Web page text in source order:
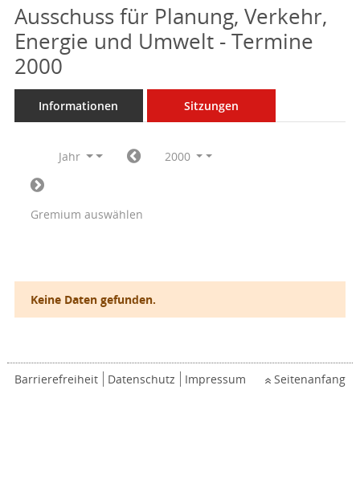
Ausschuss für Planung, Verkehr,
Energie und Umwelt - Termine
2000
Informationen Sitzungen
Jahr 2000
Gremium auswählen
Keine Daten gefunden.
Barrierefreiheit Datenschutz Impressum Seitenanfang